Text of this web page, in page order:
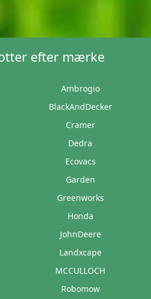
efter mærke
Ambrogio
BlackAndDecker
Cramer
Dedra
Ecovacs
Garden
Greenworks
Honda
JohnDeere
Landxcape
MCCULLOCH
Robomow